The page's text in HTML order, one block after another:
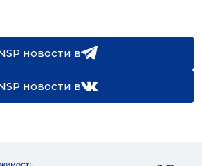
новости в
новости в